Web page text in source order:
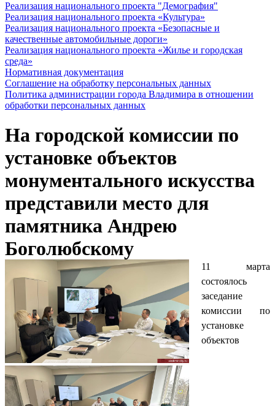
Реализация национального проекта "Демография"
Реализация национального проекта «Культура»
Реализация национального проекта «Безопасные и
качественные автомобильные дороги»
Реализация национального проекта «Жилье и городская
среда»
Нормативная документация
Соглашение на обработку персональных данных
Политика администрации города Владимира в отношении
обработки персональных данных
На городской комиссии по
установке объектов
монументального искусства
представили место для
памятника Андрею
Боголюбскому
11 марта
состоялось
заседание
комиссии по
установке
объектов